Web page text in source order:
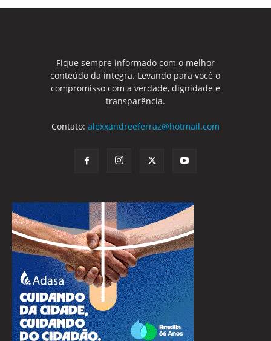
Fique sempre informado com o melhor
conteúdo da integra. Levando para você o
compromisso com a verdade, dignidade e
transparência.
Contato: alexxandreeferraz@hotmail.com